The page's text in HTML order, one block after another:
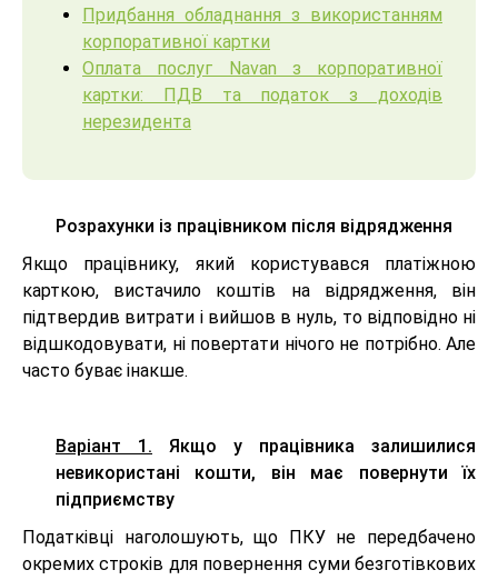
Придбання обладнання з використанням
корпоративної картки
Оплата послуг Navan з корпоративної
картки: ПДВ та податок з доходів
нерезидента
Розрахунки із працівником після відрядження
Якщо працівнику, який користувався платіжною
карткою, вистачило коштів на відрядження, він
підтвердив витрати і вийшов в нуль, то відповідно ні
відшкодовувати, ні повертати нічого не потрібно. Але
часто буває інакше.
Варіант 1. Якщо у працівника залишилися
невикористані кошти, він має повернути їх
підприємству
Податківці наголошують, що ПКУ не передбачено
окремих строків для повернення суми безготівкових